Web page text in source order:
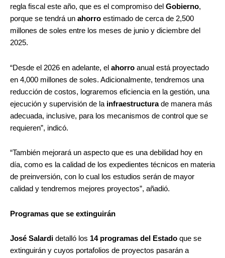
regla fiscal este año, que es el compromiso del Gobierno,
porque se tendrá un ahorro estimado de cerca de 2,500
millones de soles entre los meses de junio y diciembre del
2025.
“Desde el 2026 en adelante, el ahorro anual está proyectado
en 4,000 millones de soles. Adicionalmente, tendremos una
reducción de costos, lograremos eficiencia en la gestión, una
ejecución y supervisión de la infraestructurade manera más
adecuada, inclusive, para los mecanismos de control que se
requieren”, indicó.
“También mejorará un aspecto que es una debilidad hoy en
día, como es la calidad de los expedientes técnicos en materia
de preinversión, con lo cual los estudios serán de mayor
calidad y tendremos mejores proyectos”, añadió.
Programas que se extinguirán
José Salardi detalló los 14 programas del Estado que se
extinguirán y cuyos portafolios de proyectos pasarán a